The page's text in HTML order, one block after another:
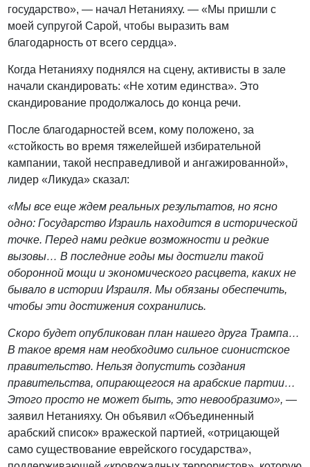
государство», — начал Нетанияху. — «Мы пришли с
моей супругой Сарой, чтобы выразить вам
благодарность от всего сердца».
Когда Нетанияху поднялся на сцену, активисты в зале
начали скандировать: «Не хотим единства». Это
скандирование продолжалось до конца речи.
После благодарностей всем, кому положено, за
«стойкость во время тяжелейшей избирательной
кампании, такой несправедливой и ангажированной»,
лидер «Ликуда» сказал:
«Мы все еще ждем реальных результатов, но ясно
одно: Государство Израиль находится в исторической
точке. Перед нами редкие возможности и редкие
вызовы… В последние годы мы достигли такой
оборонной мощи и экономического расцвета, каких не
бывало в истории Израиля. Мы обязаны обеспечить,
чтобы эти достижения сохранились.
Скоро будет опубликован план нашего друга Трампа…
В такое время нам необходимо сильное сионистское
правительство. Нельзя допустить создания
правительства, опирающегося на арабские партии…
Этого просто не может быть, это невообразимо», —
заявил Нетанияху. Он объявил «Объединенный
арабский список» вражеской партией, «отрицающей
само существование еврейского государства»,